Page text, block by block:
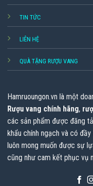
TIN TỨC
LIÊN HỆ
QUÀ TẶNG RƯỢU VANG
Hamruoungon.vn là một
Rượu vang chính hãng,
các sản phẩm được đăng
khẩu chính ngạch và có
luôn mong muốn được sự
cũng như cam kết phục vụ